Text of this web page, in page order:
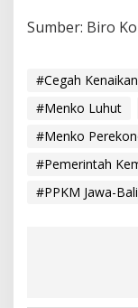
Sumber: Biro
#Cegah
#Menko Luhut
#Menko
#Pemerintah
#PPKM Jawa-Bali